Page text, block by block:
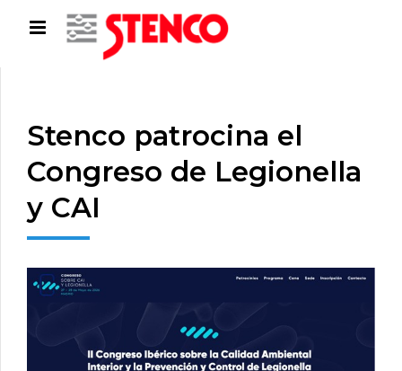
Stenco patrocina el
Congreso de Legionella
y CAI